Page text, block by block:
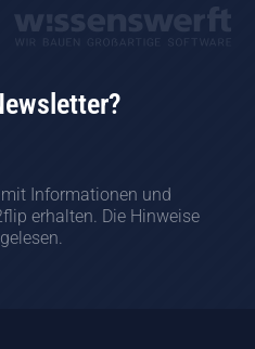
Informationen und
erhalten. Die Hinweise